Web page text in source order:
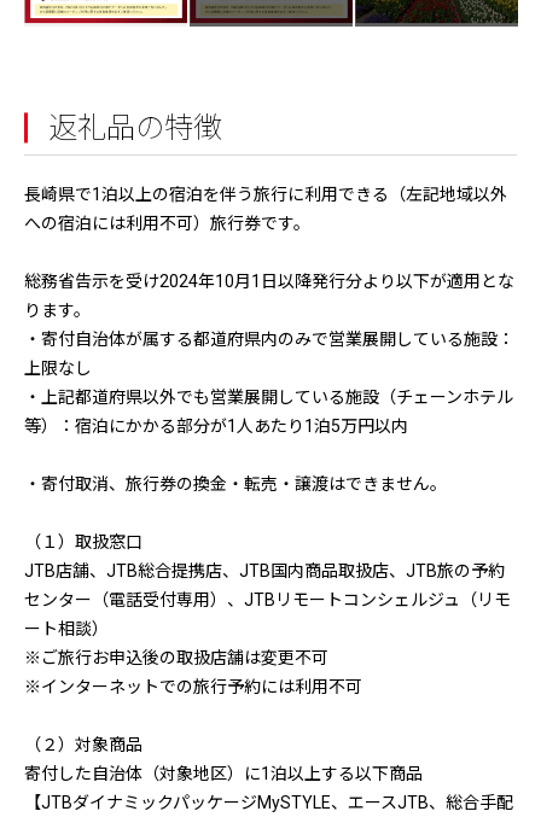
返礼品の特徴
長崎県で1泊以上の宿泊を伴う旅行に利用できる（左記地域以外
への宿泊には利用不可）旅行券です。
総務省告示を受け2024年10月1日以降発行分より以下が適用とな
ります。
・寄付自治体が属する都道府県内のみで営業展開している施設：
上限なし
・上記都道府県以外でも営業展開している施設（チェーンホテル
等）：宿泊にかかる部分が1人あたり1泊5万円以内
・寄付取消、旅行券の換金・転売・譲渡はできません。
（１）取扱窓口
JTB店舗、JTB総合提携店、JTB国内商品取扱店、JTB旅の予約
センター（電話受付専用）、JTBリモートコンシェルジュ（リモ
ート相談）
※ご旅行お申込後の取扱店舗は変更不可
※インターネットでの旅行予約には利用不可
（２）対象商品
寄付した自治体（対象地区）に1泊以上する以下商品
【JTBダイナミックパッケージMySTYLE、エースJTB、総合手配